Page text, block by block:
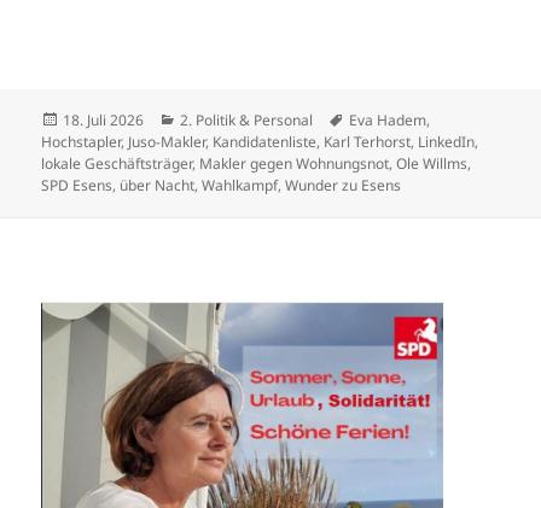
Veröffentlicht
am
18. Juli 2026 Kategorien
2. Politik & Personal Schlagwörter
Eva Hadem,
Hochstapler, Juso-Makler, Kandidatenliste, Karl Terhorst, LinkedIn,
lokale Geschäftsträger, Makler gegen Wohnungsnot,Ole Willms,
SPD Esens, über Nacht,Wahlkampf,Wunder zu Esens